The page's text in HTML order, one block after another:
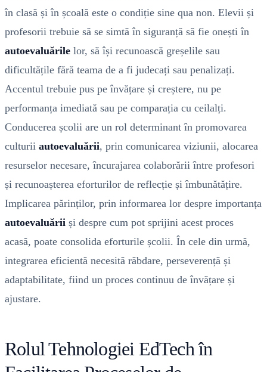
în clasă și în școală este o condiție sine qua non. Elevii și
profesorii trebuie să se simtă în siguranță să fie onești în
autoevaluările lor, să își recunoască greșelile sau
dificultățile fără teama de a fi judecați sau penalizați.
Accentul trebuie pus pe învățare și creștere, nu pe
performanța imediată sau pe comparația cu ceilalți.
Conducerea școlii are un rol determinant în promovarea
culturii autoevaluării, prin comunicarea viziunii, alocarea
resurselor necesare, încurajarea colaborării între profesori
și recunoașterea eforturilor de reflecție și îmbunătățire.
Implicarea părinților, prin informarea lor despre importanța
autoevaluării și despre cum pot sprijini acest proces
acasă, poate consolida eforturile școlii. În cele din urmă,
integrarea eficientă necesită răbdare, perseverență și
adaptabilitate, fiind un proces continuu de învățare și
ajustare.
Rolul Tehnologiei EdTech în